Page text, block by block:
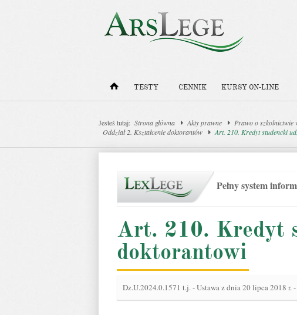
TESTY CENNIK KURSY ON-LINE
Jesteś tutaj: Strona główna Akty prawne Prawo o szkolnictwie
Oddział 2. Kształcenie doktorantów
Art. 210. Kredyt studencki
Pełny system
Art. 210. Kredyt
doktorantowi
Dz.U.2024.0.1571 t.j.-Ustawa z dnia 20 lipca 2018 r.